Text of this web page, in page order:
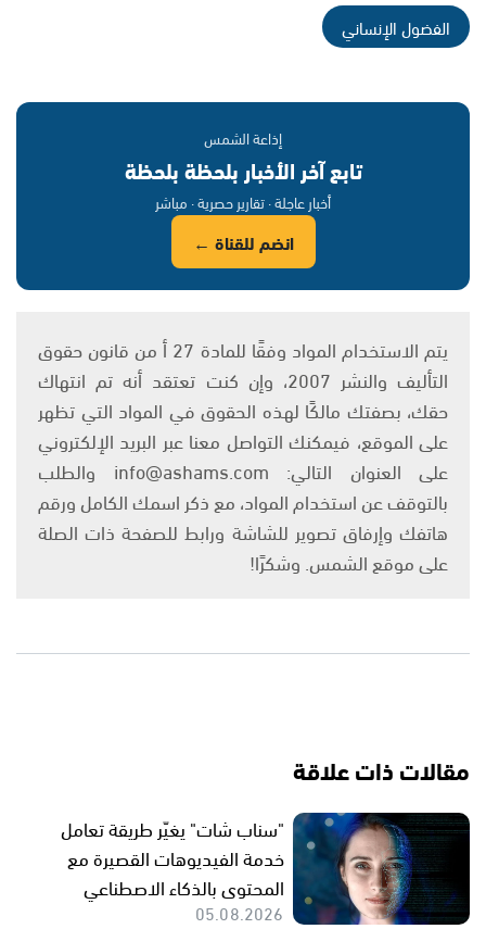
الفضول الإنساني
إذاعة الشمس
تابع آخر الأخبار بلحظة بلحظة
أخبار عاجلة · تقارير حصرية · مباشر
انضم للقناة ←
يتم الاستخدام المواد وفقًا للمادة 27 أ من قانون حقوق
التأليف والنشر 2007، وإن كنت تعتقد أنه تم انتهاك
حقك، بصفتك مالكًا لهذه الحقوق في المواد التي تظهر
على الموقع، فيمكنك التواصل معنا عبر البريد الإلكتروني
على العنوان التالي: info@ashams.com والطلب
بالتوقف عن استخدام المواد، مع ذكر اسمك الكامل ورقم
هاتفك وإرفاق تصوير للشاشة ورابط للصفحة ذات الصلة
على موقع الشمس. وشكرًا!
مقالات ذات علاقة
"سناب شات" يغيّر طريقة تعامل
خدمة الفيديوهات القصيرة مع
المحتوى بالذكاء الاصطناعي
05.08.2026